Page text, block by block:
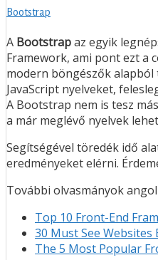
Bootstrap
A Bootstrapaz egyik
Framework, ami pont ezt a
modern böngészők alapból
JavaScript nyelveket,
A Bootstrap nem is tesz
a már meglévő nyelvek
Segítségével töredék idő
eredményeket elérni.
További olvasmányok
Top 10 Front-End
30 Must See
The 5 Most Popular